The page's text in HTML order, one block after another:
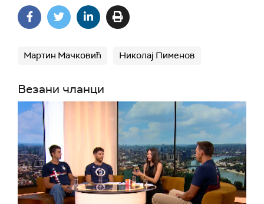
Мартин Мачковић Николај Пименов
Везани чланци